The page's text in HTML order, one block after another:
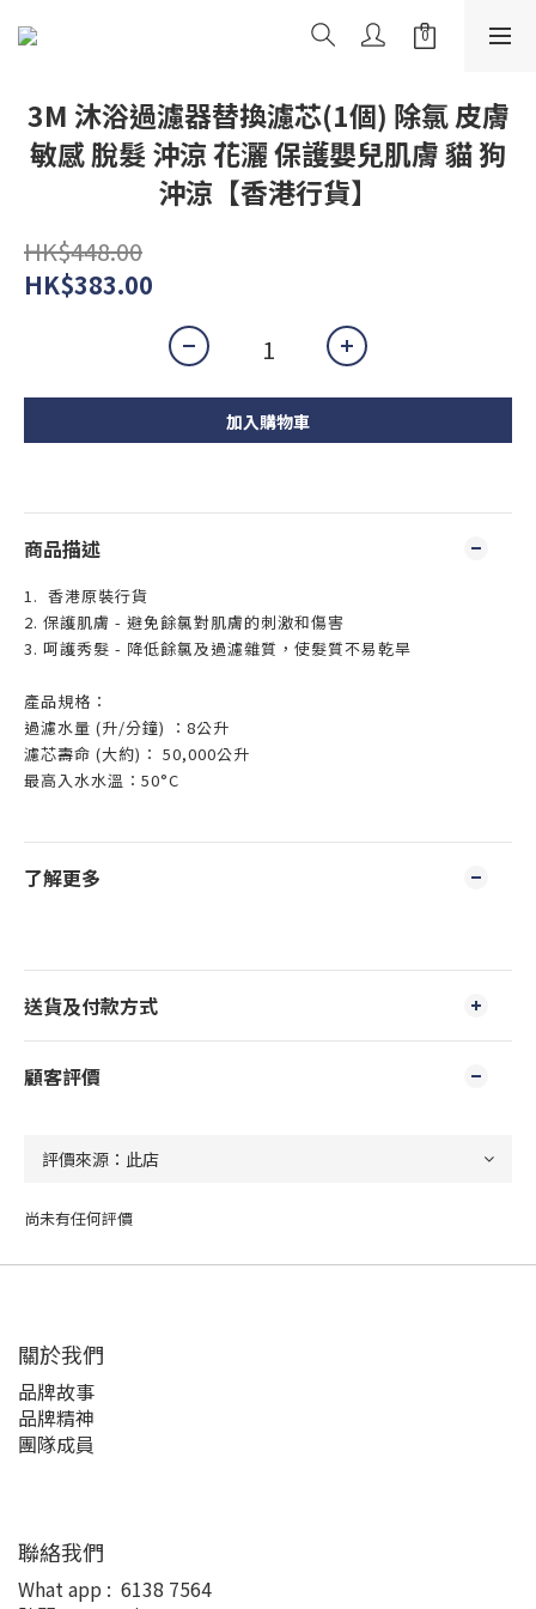
3M 沐浴過濾器替換濾芯(1個) 除氯 皮膚
敏感 脫髮 沖涼 花灑 保護嬰兒肌膚 貓 狗
沖涼【香港行貨】
HK$448.00
HK$383.00
加入購物車
商品描述
1. 香港原裝行貨
2. 保護肌膚 - 避免餘氯對肌膚的刺激和傷害
3. 呵護秀髮 - 降低餘氯及過濾雜質，使髮質不易乾旱
產品規格：
過濾水量 (升/分鐘) ：8公升
濾芯壽命 (大約)： 50,000公升
最高入水水溫：50°C
了解更多
送貨及付款方式
顧客評價
尚未有任何評價
關於我們
品牌故事
品牌精神
團隊成員
聯絡我們
What app : 6138 7564